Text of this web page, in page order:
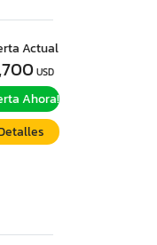
Actual
USD
Ahora!